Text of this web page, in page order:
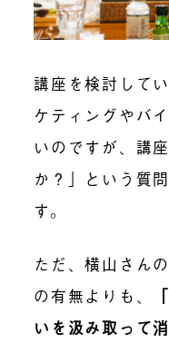
講座を検討して
ケティングやバ
いのですが、講
か？」という質
す。
ただ、横山さん
の有無よりも、
いを汲み取って